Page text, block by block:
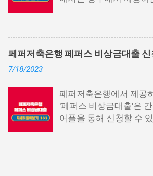
부 내역과 장기간에 걸
우량한 고객이면, 추가
습니다. 급히 자금이 필요
출이 용이하지 않을 수 있
해야 할 수도 있습니다.
출을 고민해보셨다면,
기쁜 소식일 것입니다.
통신 사용량을 토대로
상위 10개 상품을 추천
차 1. 소액생계비대출:
출 2. 신용회복위원회 성
신용회복위원회 비대면
7. 국민행복기금 소액대
행 웰컴희망대출 9. 미래
신용불량자 자동차담보
생계비대출은 2023년 3
페퍼저축은행 페퍼스 비상금대출 신
7/18/2023
페퍼저축은행에서 제공
'페퍼스 비상금대출'은
어플을 통해 신청할 수
출 한도를 제공하며, 프